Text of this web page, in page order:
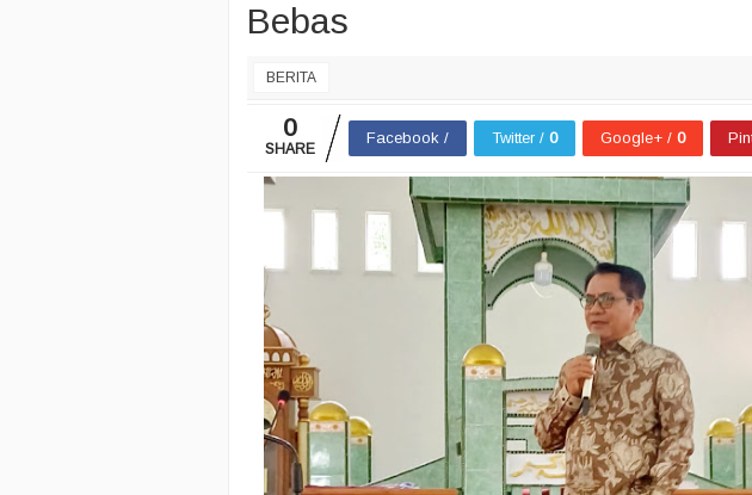
Bebas
BERITA
0
SHARE
Facebook / Twitter / 0 Google+ / 0